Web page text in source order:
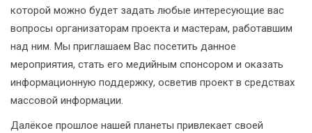
которой можно будет задать любые интересующие вас
вопросы организаторам проекта и мастерам, работавшим
над ним. Мы приглашаем Вас посетить данное
мероприятия, стать его медийным спонсором и оказать
информационную поддержку, осветив проект в средствах
массовой информации.
Далёкое прошлое нашей планеты привлекает своей